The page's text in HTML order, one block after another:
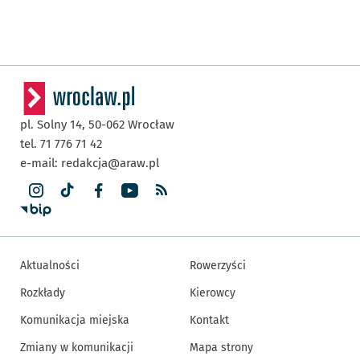
pl. Solny 14, 50-062 Wrocław
tel. 71 776 71 42
e-mail: redakcja@araw.pl
Aktualności
Rozkłady
Komunikacja miejska
Zmiany w komunikacji
Rowerzyści
Kierowcy
Kontakt
Mapa strony